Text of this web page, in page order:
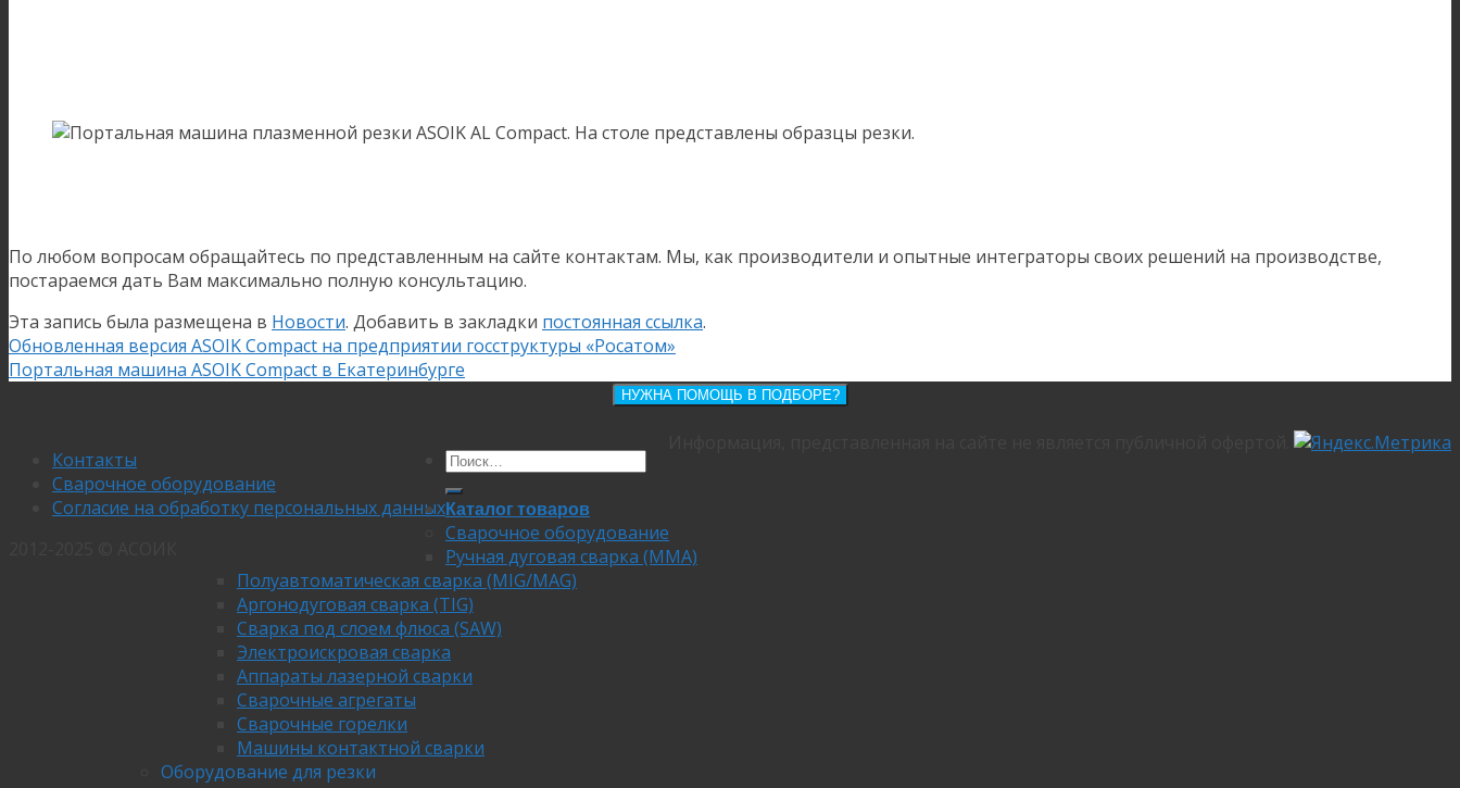
По любом вопросам обращайтесь по представленным на сайте контактам. Мы, как производители и опытные интеграторы своих решений на производстве,
постараемся дать Вам максимально полную консультацию.
Эта запись была размещена в Новости. Добавить в закладки постоянная ссылка.
Обновленная версия ASOIK Compact на предприятии госструктуры «Росатом»
Портальная машина ASOIK Compact в Екатеринбурге
НУЖНА ПОМОЩЬ В ПОДБОРЕ?
Контакты
Сварочное оборудование
Согласие на обработку персональных данныхКаталог товаров
Сварочное оборудование
Ручная дуговая сварка (MMA)
Полуавтоматическая сварка (MIG/MAG)
Аргонодуговая сварка (TIG)
Сварка под слоем флюса (SAW)
Электроискровая сварка
Аппараты лазерной сварки
Сварочные агрегаты
Сварочные горелки
Машины контактной сварки
Оборудование для резки